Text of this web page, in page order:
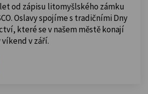
od zápisu litomyšlského zámku
Oslavy spojíme s tradičními Dny
které se v našem městě konají
v září.